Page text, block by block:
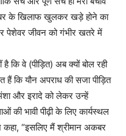
के खिलाफ खुलकर खड़े होने का
पेशेवर जीवन को गंभीर खतरे में
कि वे (पीड़ित) अब क्यों बोल रही
हैं कि यौन अपराध की सजा पीड़ित
और इरादे को लेकर उन्हें
भावी पीढ़ी के लिए कार्यस्थल
कहा, “इसलिए मैं श्रीमान अकबर